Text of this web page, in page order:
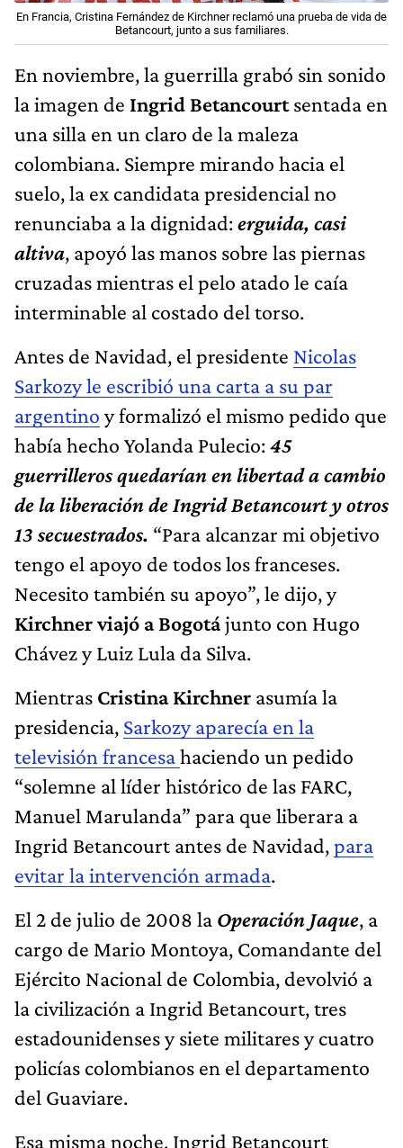
En Francia, Cristina Fernández de Kirchner reclamó una prueba de vida de
Betancourt, junto a sus familiares.
En noviembre, la guerrilla grabó sin sonido
la imagen de Ingrid Betancourtsentada en
una silla en un claro de la maleza
colombiana. Siempre mirando hacia el
suelo, la ex candidata presidencial no
renunciaba a la dignidad:erguida, casi
altiva, apoyó las manos sobre las piernas
cruzadas mientras el pelo atado le caía
interminable al costado del torso.
Antes de Navidad, el presidente Nicolas
Sarkozy le escribió una carta a su par
argentino y formalizó el mismo pedido que
había hecho Yolanda Pulecio:45
guerrilleros quedarían en libertad a cambio
de la liberación de Ingrid Betancourt y otros
13 secuestrados. “Para alcanzar mi objetivo
tengo el apoyo de todos los franceses.
Necesito también su apoyo”, le dijo, y
Kirchner viajó a Bogotájunto con Hugo
Chávez y Luiz Lula da Silva.
Mientras Cristina Kirchner asumía la
presidencia, Sarkozy aparecía en la
televisión francesahaciendo un pedido
“solemne al líder histórico de las FARC,
Manuel Marulanda” para que liberara a
Ingrid Betancourt antes de Navidad,para
evitar la intervención armada.
El 2 de julio de 2008 la Operación Jaque, a
cargo de Mario Montoya, Comandante del
Ejército Nacional de Colombia, devolvió a
la civilización a Ingrid Betancourt, tres
estadounidenses y siete militares y cuatro
policías colombianos en el departamento
del Guaviare.
Esa misma noche, Ingrid Betancourt